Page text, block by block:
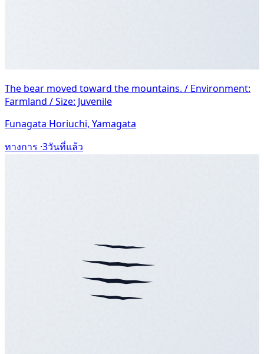
The bear moved toward the mountains. / Environment:
Farmland / Size: Juvenile
Funagata Horiuchi, Yamagata
ทางการ ·3วันที่แล้ว